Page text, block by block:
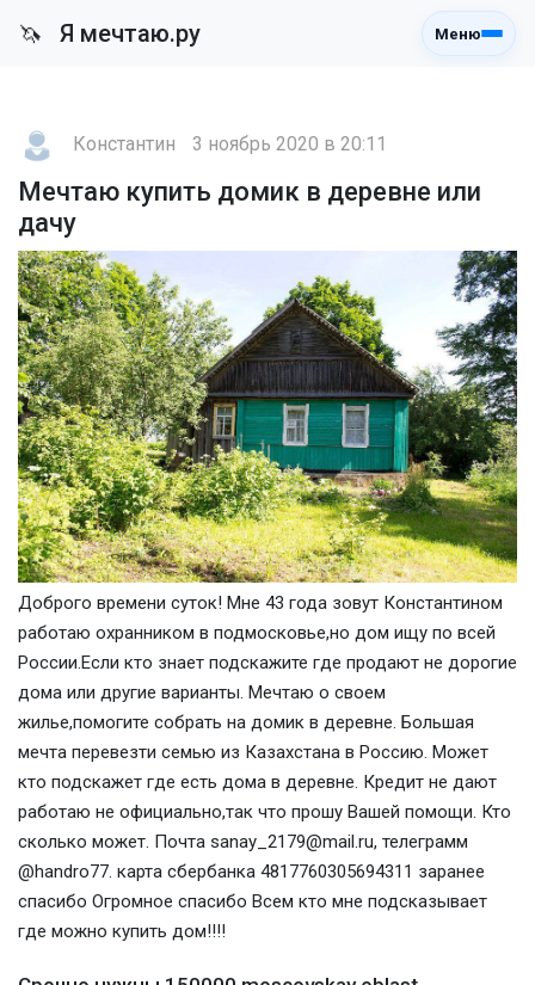
🦄 Я мечтаю.ру Меню
Константин 3 ноябрь 2020 в 20:11
Мечтаю купить домик в деревне или
дачу
Доброго времени суток! Мне 43 года зовут Константином
работаю охранником в подмосковье,но дом ищу по всей
России.Если кто знает подскажите где продают не дорогие
дома или другие варианты. Мечтаю о своем
жилье,помогите собрать на домик в деревне. Большая
мечта перевезти семью из Казахстана в Россию. Может
кто подскажет где есть дома в деревне. Кредит не дают
работаю не официально,так что прошу Вашей помощи. Кто
сколько может. Почта sanay_2179@mail.ru, телеграмм
@handro77. карта сбербанка 4817760305694311 заранее
спасибо Огромное спасибо Всем кто мне подсказывает
где можно купить дом!!!!